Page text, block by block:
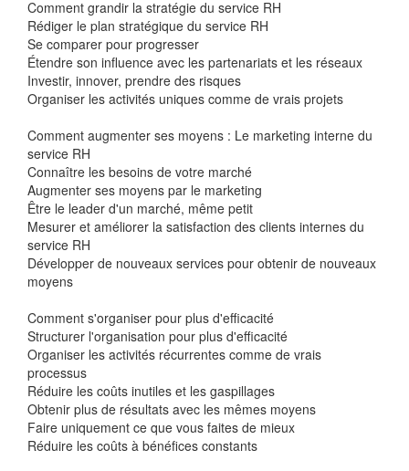
Comment grandir la stratégie du service RH
Rédiger le plan stratégique du service RH
Se comparer pour progresser
Étendre son influence avec les partenariats et les réseaux
Investir, innover, prendre des risques
Organiser les activités uniques comme de vrais projets
Comment augmenter ses moyens : Le marketing interne du
service RH
Connaître les besoins de votre marché
Augmenter ses moyens par le marketing
Être le leader d'un marché, même petit
Mesurer et améliorer la satisfaction des clients internes du
service RH
Développer de nouveaux services pour obtenir de nouveaux
moyens
Comment s'organiser pour plus d'efficacité
Structurer l'organisation pour plus d'efficacité
Organiser les activités récurrentes comme de vrais
processus
Réduire les coûts inutiles et les gaspillages
Obtenir plus de résultats avec les mêmes moyens
Faire uniquement ce que vous faites de mieux
Réduire les coûts à bénéfices constants